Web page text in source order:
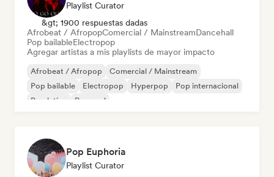
Playlist Curator
&gt; 1900 respuestas dadas
Afrobeat / AfropopComercial / MainstreamDancehall
Pop bailableElectropop
Agregar artistas a mis playlists de mayor impacto
Afrobeat / Afropop
Comercial / Mainstream
Pop bailable
Electropop Hyperpop
Pop internacional
Pop latino
Pop soul
Pop Euphoria
Playlist Curator